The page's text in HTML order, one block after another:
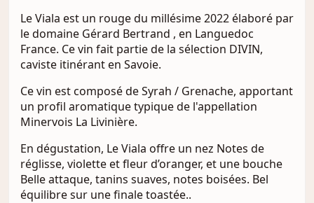
Le Viala est un rouge du millésime 2022 élaboré par
le domaine Gérard Bertrand , en Languedoc
France. Ce vin fait partie de la sélection DIVIN,
caviste itinérant en Savoie.
Ce vin est composé de Syrah / Grenache, apportant
un profil aromatique typique de l'appellation
Minervois La Livinière.
En dégustation, Le Viala offre un nez Notes de
réglisse, violette et fleur d’oranger, et une bouche
Belle attaque, tanins suaves, notes boisées. Bel
équilibre sur une finale toastée..